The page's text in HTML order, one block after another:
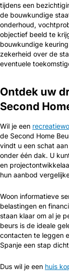
tijdens een
de bouwkundige
onderhoud,
objectief beeld te
bouwkundige
zekerheid over de
eventuele
Ontdek uw
Second
Wil je een
de Second Home
vindt u een schat
onder één dak. U
en
hun aanbod
Woon informatieve
belastingen en
staan klaar om al je
beurs is de ideale
contacten te leggen
Spanje een stap
Dus wil je een huis